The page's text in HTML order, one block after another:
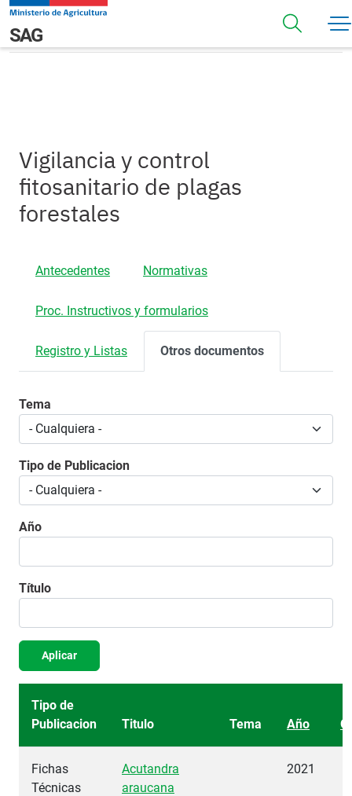
Pasar al contenido principal
Navegación principal
SAG
Otros Documentos
Vigilancia y control
fitosanitario de plagas
forestales
Antecedentes Normativas
Proc. Instructivos y formularios
Registro y Listas Otros documentos
Tema
Tipo de Publicacion
Año
Título
Aplicar
Tipo de
Publicacion
Titulo Tema Año
Fichas
Técnicas
Acutandra
araucana
2021